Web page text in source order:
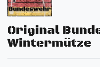
Original
Wintermütze